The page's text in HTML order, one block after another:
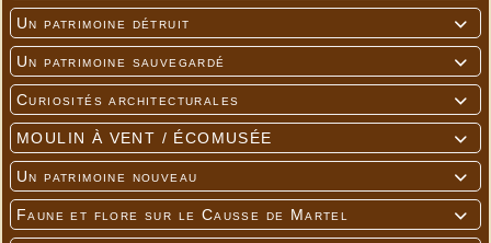

Un patrimoine détruit

Un patrimoine sauvegardé

Curiosités architecturales

MOULIN À VENT / ÉCOMUSÉE

Un patrimoine nouveau

Faune et flore sur le Causse de Martel